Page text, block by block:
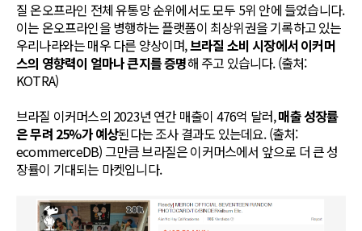
질 온오프라인 전체 유통망 순위에서도 모두 5위 안에 들었습니다.
이는 온오프라인을 병행하는 플랫폼이 최상위권을 기록하고 있는
우리나라와는 매우 다른 양상이며,브라질 소비 시장에서 이커머
스의 영향력이 얼마나 큰지를 증명해 주고 있습니다. (출처:
KOTRA)
브라질 이커머스의 2023년 연간 매출이 476억 달러,매출 성장률
은 무려 25%가 예상된다는 조사 결과도 있는데요. (출처:
ecommerceDB) 그만큼 브라질은 이커머스에서 앞으로 더 큰 성
장률이 기대되는 마켓입니다.